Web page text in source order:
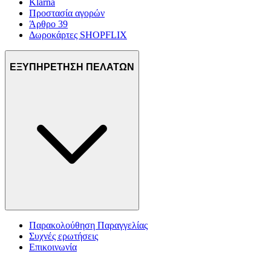
Klarna
Προστασία αγορών
Άρθρο 39
Δωροκάρτες SHOPFLIX
ΕΞΥΠΗΡΕΤΗΣΗ ΠΕΛΑΤΩΝ
Παρακολούθηση Παραγγελίας
Συχνές ερωτήσεις
Επικοινωνία